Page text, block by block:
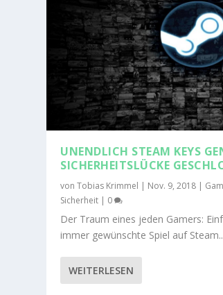
UNENDLICH STEAM KEYS
SICHERHEITSLÜCKE
vonTobias Krimmel | Nov. 9, 2018 |
Sicherheit | 0
Der Traum eines jeden Gamers:
immer gewünschte Spiel auf
WEITERLESEN